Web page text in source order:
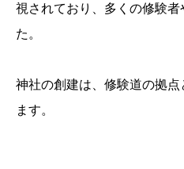
視されており、多くの修験
た。
神社の創建は、修験道の拠
ます。